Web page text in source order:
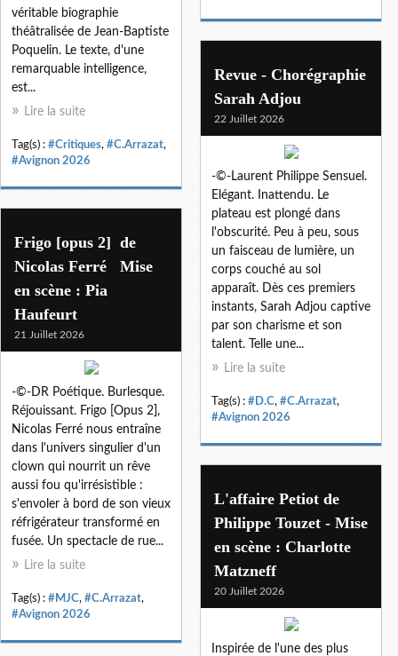
véritable biographie
théâtralisée de Jean-Baptiste
Poquelin. Le texte, d'une
remarquable intelligence,
est...
Lire la suite
Tag(s) : #Critiques, #C.Arrazat,
#Avignon 2026
Revue - Chorégraphie
Sarah Adjou
22 Juillet 2026
-©-Laurent Philippe Sensuel.
Elégant. Inattendu. Le
plateau est plongé dans
l'obscurité. Peu à peu, sous
un faisceau de lumière, un
corps couché au sol
apparaît. Dès ces premiers
instants, Sarah Adjou captive
par son charisme et son
talent. Telle une...
Lire la suite
Tag(s) : #D.C, #C.Arrazat,
#Avignon 2026
Frigo [opus 2] de
Nicolas Ferré Mise
en scène : Pia
Haufeurt
21 Juillet 2026
-©-DR Poétique. Burlesque.
Réjouissant. Frigo [Opus 2],
Nicolas Ferré nous entraîne
dans l'univers singulier d'un
clown qui nourrit un rêve
aussi fou qu'irrésistible :
s'envoler à bord de son vieux
réfrigérateur transformé en
fusée. Un spectacle de rue...
Lire la suite
Tag(s) : #MJC, #C.Arrazat,
#Avignon 2026
L'affaire Petiot de
Philippe Touzet - Mise
en scène : Charlotte
Matzneff
20 Juillet 2026
Inspirée de l'une des plus